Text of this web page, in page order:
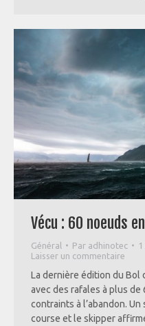
Vécu : 60 noeuds
Général Par adhinotec
Laisser un commentaire
La dernière édition du Bol
avec des rafales à plus
contraints à l’abandon.
course et le skipper